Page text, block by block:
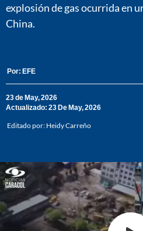
explosión de gas ocurrida en
China.
Por: EFE
23 de May, 2026
Actualizado: 23 De May, 2026
Editado por: Heidy Carreño